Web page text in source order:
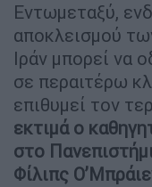
Εντωμεταξύ,
αποκλεισμού
Ιράν μπορεί να
σε περαιτέρω
επιθυμεί τον
εκτιμά ο
στο
Φίλιπς